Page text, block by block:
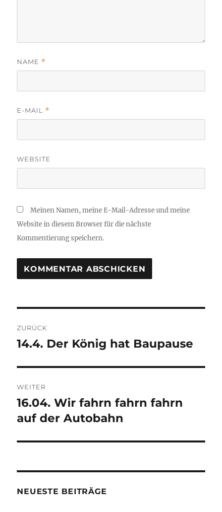
NAME *
E-MAIL *
WEBSITE
Meinen Namen, meine E-Mail-Adresse und meine
Website in diesem Browser für die nächste
Kommentierung speichern.
Navigation
ZURÜCK
Vorheriger
14.4. Der König hat Baupause
WEITER
Nächster
Beitrag:
16.04. Wir fahrn fahrn fahrn
auf der Autobahn
NEUESTE BEITRÄGE